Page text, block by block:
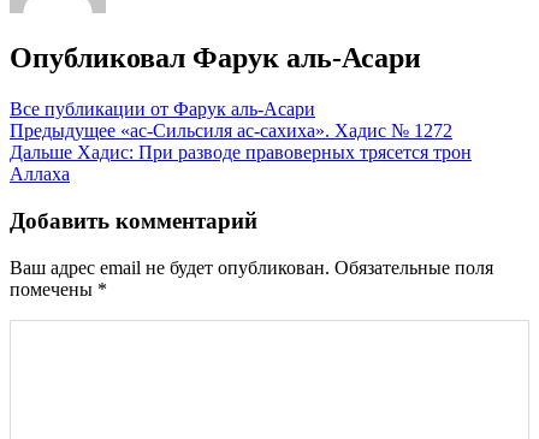
Опубликовал Фарук аль-Асари
Все публикации от Фарук аль-Асари
Навигация
по
Предыдущее «ас-Сильсиля ас-сахиха». Хадис № 1272
Дальше Хадис: При разводе правоверных трясется трон
Аллаха
Добавить комментарий
Ваш адрес email не будет опубликован. Обязательные поля
помечены *